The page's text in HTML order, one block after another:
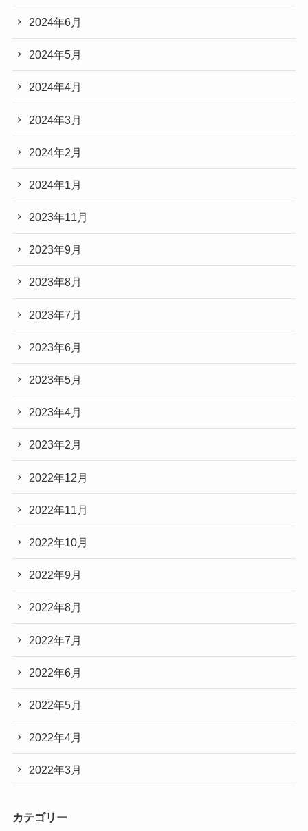
2024年6月
2024年5月
2024年4月
2024年3月
2024年2月
2024年1月
2023年11月
2023年9月
2023年8月
2023年7月
2023年6月
2023年5月
2023年4月
2023年2月
2022年12月
2022年11月
2022年10月
2022年9月
2022年8月
2022年7月
2022年6月
2022年5月
2022年4月
2022年3月
カテゴリー